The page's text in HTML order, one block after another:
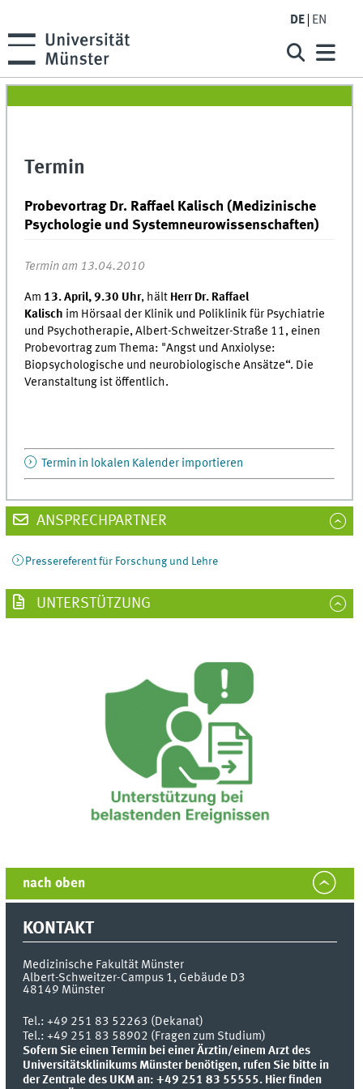
DE EN
Termin
Probevortrag Dr. Raffael Kalisch (Medizinische
Psychologie und Systemneurowissenschaften)
Termin am 13.04.2010
Am 13. April, 9.30 Uhr, hält Herr Dr. Raffael
Kalisch im Hörsaal der Klinik und Poliklinik für Psychiatrie
und Psychotherapie, Albert-Schweitzer-Straße 11, einen
Probevortrag zum Thema: "Angst und Anxiolyse:
Biopsychologische und neurobiologische Ansätze“. Die
Veranstaltung ist öffentlich.
Termin in lokalen Kalender importieren
ANSPRECHPARTNER
Pressereferent für Forschung und Lehre
UNTERSTÜTZUNG
nach oben
KONTAKT
Medizinische Fakultät Münster
Albert-Schweitzer-Campus 1, Gebäude D3
48149 Münster
Tel.:+49 251 83 52263 (Dekanat)
Tel.: +49 251 83 58902 (Fragen zum Studium)
Sofern Sie einen Termin bei einer Ärztin/einem Arzt des
Universitätsklinikums Münster benötigen, rufen Sie bitte in
der Zentrale des UKM an: +49 251 83 55555. Hier finden